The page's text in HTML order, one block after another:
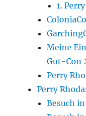
1.
Meine
Gut-Con
Perry
Perry
Besuch